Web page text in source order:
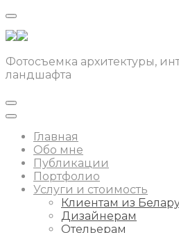
Фотосъемка архитектуры,
ландшафта
Главная
Обо мне
Публикации
Портфолио
Услуги и стоимость
Клиентам из
Дизайнерам
Отельерам